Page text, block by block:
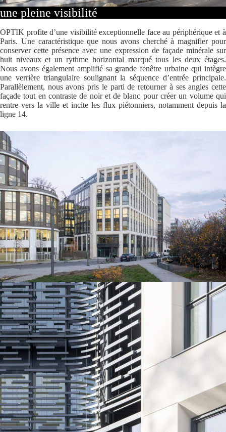
une pleine visibilité
OPTIK profite d’une visibilité exceptionnelle face au périphérique et à
Paris. Une caractéristique que nous avons cherché à magnifier pour
conserver cette présence avec une expression de façade minérale sur
huit niveaux et un rythme horizontal marqué tous les deux étages.
Nous avons également amplifié sa grande fenêtre urbaine qui intègre
une verrière triangulaire soulignant la séquence d’entrée principale.
Parallèlement, nous avons pris le parti de retourner à ses angles cette
façade tout en contraste de noir et de blanc pour créer un volume qui
rentre vers la ville et incite les flux piétonniers, notamment depuis la
ligne 14.